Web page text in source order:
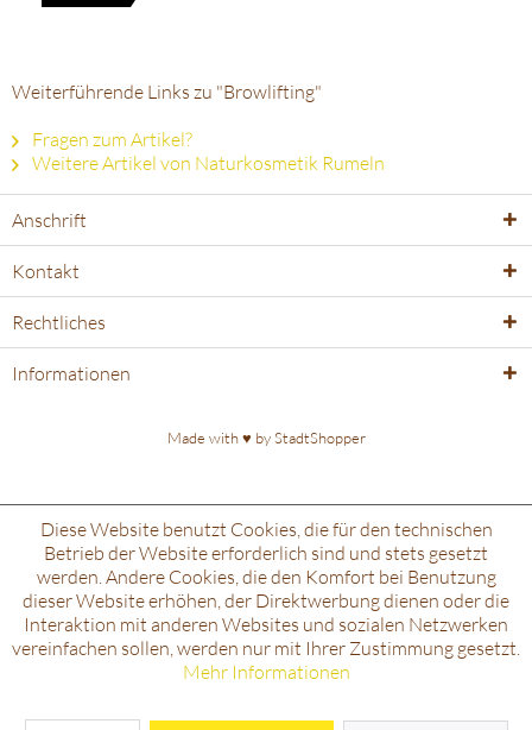
Weiterführende Links zu "Browlifting"
Fragen zum Artikel?
Weitere Artikel von Naturkosmetik Rumeln
Anschrift
Kontakt
Rechtliches
Informationen
Made with ♥️ byStadtShopper
Diese Website benutzt Cookies, die für den technischen
Betrieb der Website erforderlich sind und stets gesetzt
werden. Andere Cookies, die den Komfort bei Benutzung
dieser Website erhöhen, der Direktwerbung dienen oder die
Interaktion mit anderen Websites und sozialen Netzwerken
vereinfachen sollen, werden nur mit Ihrer Zustimmung gesetzt.
Mehr Informationen